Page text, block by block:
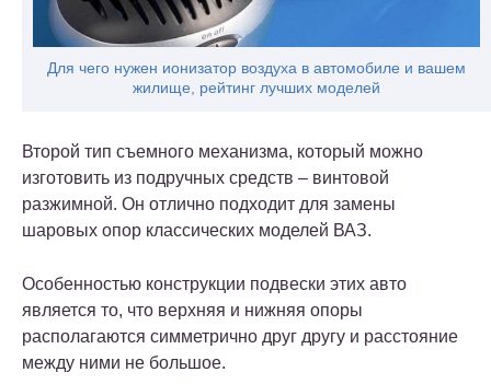
Для чего нужен ионизатор воздуха в автомобиле и вашем
жилище, рейтинг лучших моделей
Второй тип съемного механизма, который можно
изготовить из подручных средств – винтовой
разжимной. Он отлично подходит для замены
шаровых опор классических моделей ВАЗ.
Особенностью конструкции подвески этих авто
является то, что верхняя и нижняя опоры
располагаются симметрично друг другу и расстояние
между ними не большое.